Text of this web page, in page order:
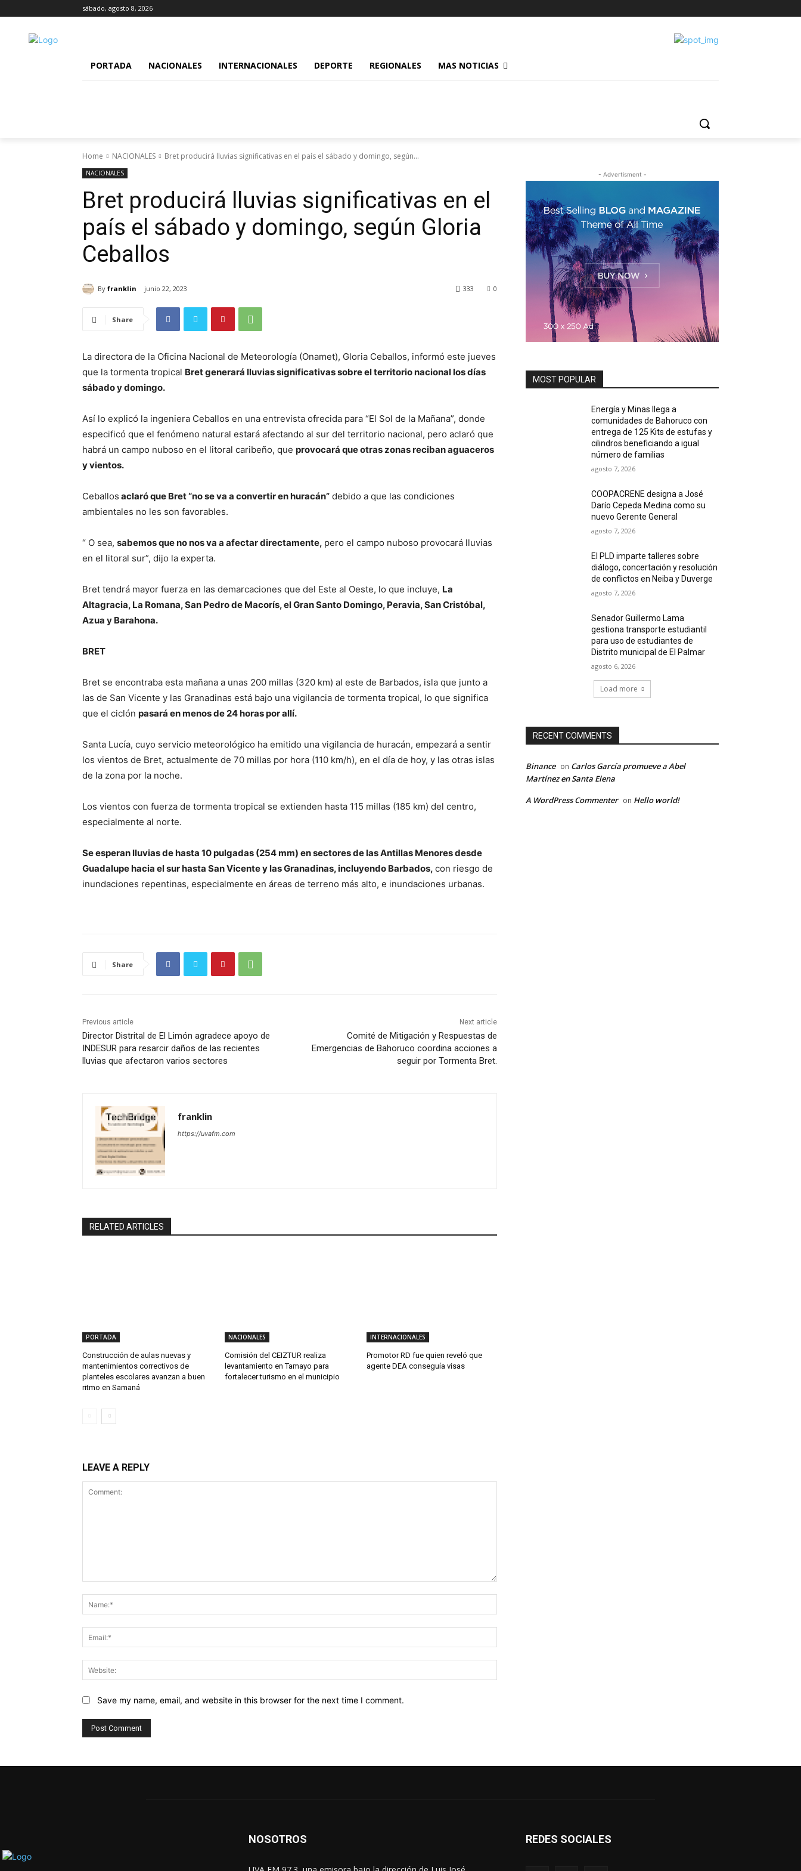
sábado, agosto 8, 2026
PORTADA NACIONALES INTERNACIONALES DEPORTE REGIONALES MAS NOTICIAS
Home NACIONALES Bret producirá lluvias significativas en el país el sábado y domingo, según...
NACIONALES
Bret producirá lluvias significativas en el
país el sábado y domingo, según Gloria
Ceballos
By franklin junio 22, 2023 0
333
Share
La directora de la Oficina Nacional de Meteorología (Onamet), Gloria Ceballos, informó este jueves
que la tormenta tropical Bret generará lluvias significativas sobre el territorio nacional los días
sábado y domingo.
Así lo explicó la ingeniera Ceballos en una entrevista ofrecida para “El Sol de la Mañana”, donde
especificó que el fenómeno natural estará afectando al sur del territorio nacional, pero aclaró que
habrá un campo nuboso en el litoral caribeño, que provocará que otras zonas reciban aguaceros
y vientos.
Ceballos aclaró que Bret “no se va a convertir en huracán” debido a que las condiciones
ambientales no les son favorables.
“ O sea, sabemos que no nos va a afectar directamente, pero el campo nuboso provocará lluvias
en el litoral sur”, dijo la experta.
Bret tendrá mayor fuerza en las demarcaciones que del Este al Oeste, lo que incluye, La
Altagracia, La Romana, San Pedro de Macorís, el Gran Santo Domingo, Peravia, San Cristóbal,
Azua y Barahona.
BRET
Bret se encontraba esta mañana a unas 200 millas (320 km) al este de Barbados, isla que junto a
las de San Vicente y las Granadinas está bajo una vigilancia de tormenta tropical, lo que significa
que el ciclón pasará en menos de 24 horas por allí.
Santa Lucía, cuyo servicio meteorológico ha emitido una vigilancia de huracán, empezará a sentir
los vientos de Bret, actualmente de 70 millas por hora (110 km/h), en el día de hoy, y las otras islas
de la zona por la noche.
Los vientos con fuerza de tormenta tropical se extienden hasta 115 millas (185 km) del centro,
especialmente al norte.
Se esperan lluvias de hasta 10 pulgadas (254 mm) en sectores de las Antillas Menores desde
Guadalupe hacia el sur hasta San Vicente y las Granadinas, incluyendo Barbados, con riesgo de
inundaciones repentinas, especialmente en áreas de terreno más alto, e inundaciones urbanas.
Share
Previous article
Director Distrital de El Limón agradece apoyo de
INDESUR para resarcir daños de las recientes
lluvias que afectaron varios sectores
Next article
Comité de Mitigación y Respuestas de
Emergencias de Bahoruco coordina acciones a
seguir por Tormenta Bret.
franklin
https://uvafm.com
RELATED ARTICLES
PORTADA
Construcción de aulas nuevas y
mantenimientos correctivos de
planteles escolares avanzan a buen
ritmo en Samaná
NACIONALES
Comisión del CEIZTUR realiza
levantamiento en Tamayo para
fortalecer turismo en el municipio
INTERNACIONALES
Promotor RD fue quien reveló que
agente DEA conseguía visas
LEAVE A REPLY
Save my name, email, and website in this browser for the next time I comment.
- Advertisment -
MOST POPULAR
Energía y Minas llega a
comunidades de Bahoruco con
entrega de 125 Kits de estufas y
cilindros beneficiando a igual
número de familias
agosto 7, 2026
COOPACRENE designa a José
Darío Cepeda Medina como su
nuevo Gerente General
agosto 7, 2026
El PLD imparte talleres sobre
diálogo, concertación y resolución
de conflictos en Neiba y Duverge
agosto 7, 2026
Senador Guillermo Lama
gestiona transporte estudiantil
para uso de estudiantes de
Distrito municipal de El Palmar
agosto 6, 2026
Load more
RECENT COMMENTS
Binance on Carlos García promueve a Abel
Martínez en Santa Elena
A WordPress Commenter on Hello world!
NOSOTROS REDES SOCIALES